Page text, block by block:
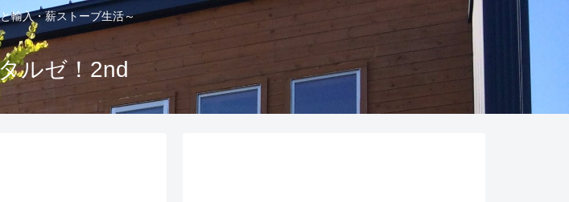
輸入・薪ストーブ生活～
ルゼ！2nd